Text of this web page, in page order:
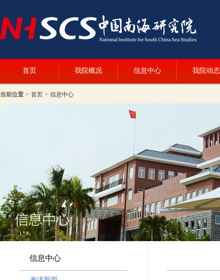
首页 我院概况 信息中心 我院动态
当前位置 > 首页 > 信息中心
信息中心